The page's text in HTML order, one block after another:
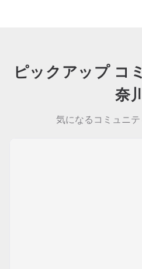
ピックアップ コ
奈川
気になるコミュニ